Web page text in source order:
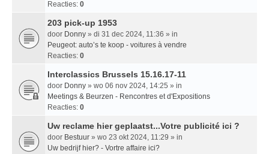
Reacties: 0
203 pick-up 1953
door Donny » di 31 dec 2024, 11:36 » in
Peugeot: auto’s te koop - voitures à vendre
Reacties: 0
Interclassics Brussels 15.16.17-11
door Donny » wo 06 nov 2024, 14:25 » in
Meetings & Beurzen - Rencontres et d'Expositions
Reacties: 0
Uw reclame hier geplaatst...Votre publicité ici ?
door Bestuur » wo 23 okt 2024, 11:29 » in
Uw bedrijf hier? - Vortre affaire ici?